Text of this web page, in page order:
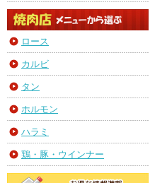
ロース
カルビ
タン
ホルモン
ハラミ
鶏・豚・ウインナー